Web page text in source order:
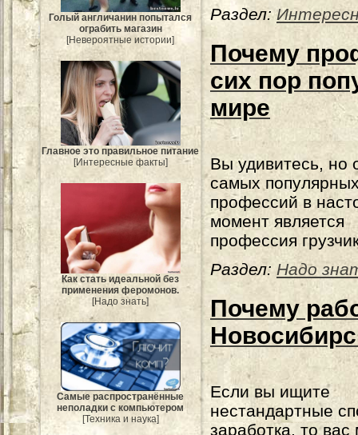
Голый англичанин попытался
ограбить магазин
[Невероятные истории]
Главное это правильное питание
[Интересные факты]
Как стать идеальной без
применения феромонов.
[Надо знать]
Самые распространённые
неполадки с компьютером
[Техника и наука]
Раздел:
Почему
сих пор
мире
Вы удивитесь, но
самых
профессий в
момент является
профессия
Раздел: Надо
Почему
Если вы ищите
нестандартные
заработка, то вас